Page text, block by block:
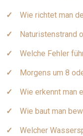
Wie richtet man
Naturistenstrand
Welche Fehler
Morgens um 8
Wie erkennt man
Wie baut man
Welcher